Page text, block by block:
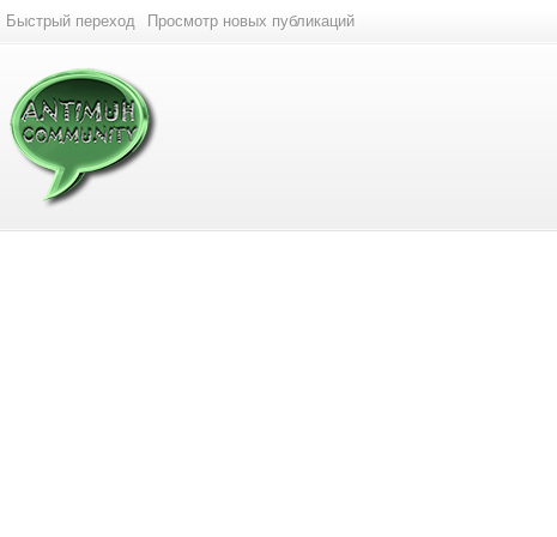
Быстрый переход Просмотр новых публикаций